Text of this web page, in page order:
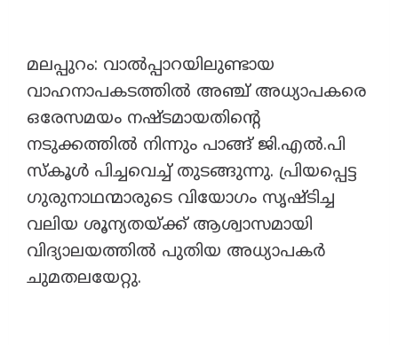
മലപ്പുറം: വാൽപ്പാറയിലുണ്ടായ
വാഹനാപകടത്തിൽ അഞ്ച് അധ്യാപകരെ
ഒരേസമയം നഷ്ടമായതിന്റെ
നടുക്കത്തിൽ നിന്നും പാങ്ങ് ജി.എൽ.പി
സ്കൂൾ പിച്ചവെച്ച് തുടങ്ങുന്നു. പ്രിയപ്പെട്ട
ഗുരുനാഥന്മാരുടെ വിയോഗം സൃഷ്ടിച്ച
വലിയ ശൂന്യതയ്ക്ക് ആശ്വാസമായി
വിദ്യാലയത്തിൽ പുതിയ അധ്യാപകർ
ചുമതലയേറ്റു.